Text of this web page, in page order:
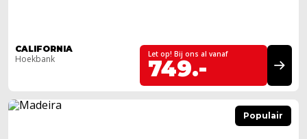
CALIFORNIA
Hoekbank Let op! Bij ons al vanaf
749.-
Populair